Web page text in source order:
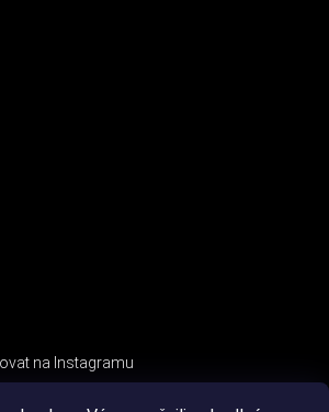
na Instagramu